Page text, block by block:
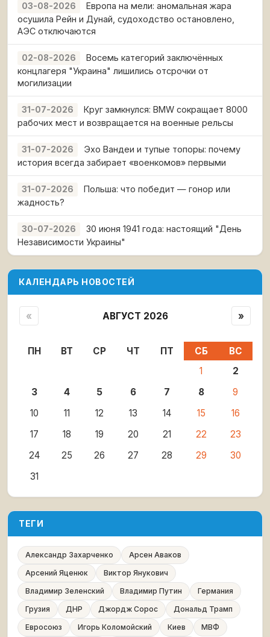
03-08-2026
Европа на мели: аномальная жара
осушила Рейн и Дунай, судоходство остановлено,
АЭС отключаются
02-08-2026
Восемь категорий заключённых
концлагеря "Украина" лишились отсрочки от
могилизации
31-07-2026
Круг замкнулся: BMW сокращает 8000
рабочих мест и возвращается на военные рельсы
31-07-2026
Эхо Вандеи и тупые топоры: почему
история всегда забирает «военкомов» первыми
31-07-2026
Польша: что победит — гонор или
жадность?
30-07-2026
30 июня 1941 года: настоящий "День
Независимости Украины"
КАЛЕНДАРЬ НОВОСТЕЙ
« АВГУСТ 2026 »
ПН ВТ СР ЧТ ПТ СБ
ВС
1
2
3
4 5 6 7 8
9
10
11 12 13 14 15
16
17
18 19 20 21 22
23
24
25 26 27 28 29
30
31
ТЕГИ
Александр Захарченко
Арсен Аваков
Арсений Яценюк
Виктор Янукович
Владимир Зеленский
Владимир Путин
Германия
Грузия
ДНР Джордж Сорос
Дональд Трамп
Евросоюз
Игорь Коломойский Киев
МВФ